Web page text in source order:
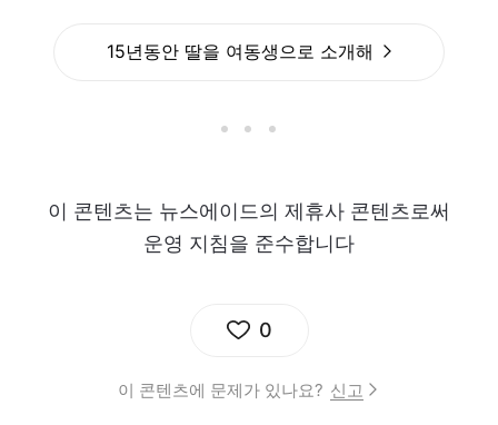
15년동안 딸을 여동생으로 소개해
이 콘텐츠는 뉴스에이드의 제휴사 콘텐츠로써
운영 지침을 준수합니다
0
이 콘텐츠에 문제가 있나요? 신고